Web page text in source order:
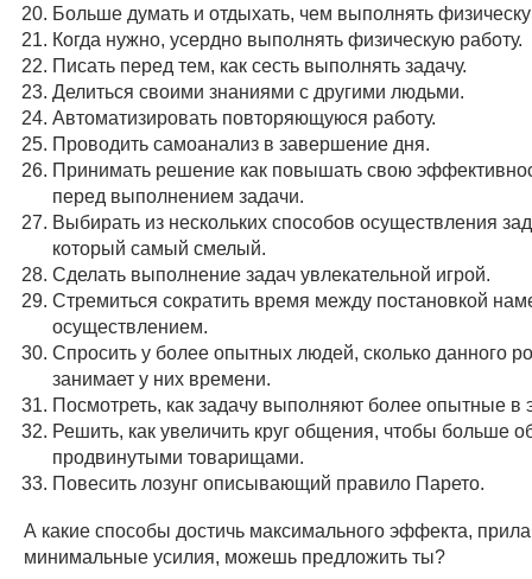
Больше думать и отдыхать, чем выполнять
Когда нужно, усердно выполнять физическую работу.
Писать перед тем, как сесть выполнять задачу.
Делиться своими знаниями с другими людьми.
Автоматизировать повторяющуюся работу.
Проводить самоанализ в завершение дня.
Принимать решение как повышать свою
перед выполнением задачи.
Выбирать из нескольких способов осуществления
который самый смелый.
Сделать выполнение задач увлекательной игрой.
Стремиться сократить время между постановкой
осуществлением.
Спросить у более опытных людей, сколько данного
занимает у них времени.
Посмотреть, как задачу выполняют более опытные в
Решить, как увеличить круг общения, чтобы больше
продвинутыми товарищами.
Повесить лозунг описывающий правило Парето.
А какие способы достичь максимального эффекта,
минимальные усилия, можешь предложить ты?